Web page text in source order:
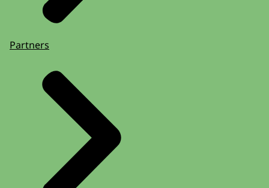
Partners